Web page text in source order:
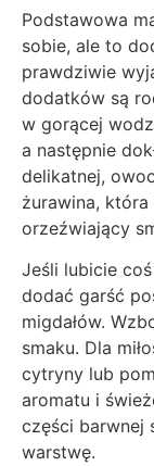
Podstawowa
sobie, ale to
prawdziwie
dodatków są
w gorącej
a następnie
delikatnej,
żurawina,
orzeźwiający
Jeśli lubicie
dodać garść
migdałów.
smaku. Dla
cytryny lub
aromatu i
części barwnej
warstwę.